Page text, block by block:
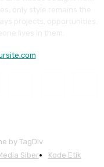
by TagDiv
Siber Kode Etik